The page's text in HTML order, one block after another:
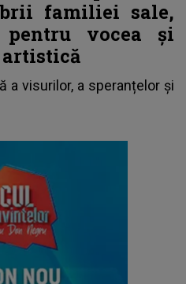
familiei sale,
vocea și
a visurilor, a speranțelor și